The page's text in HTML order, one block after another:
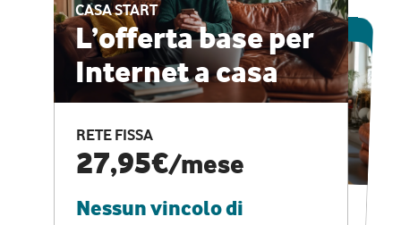
CASA START
L’offerta base per
Internet a casa
RETE FISSA
27,95€/mese
Nessun vincolo di
ESCLUSIVA ONLINE
CASA PRO
Internet veloce e
vantaggi speciali
RETE FISSA + VODAFONE CLUB